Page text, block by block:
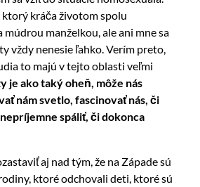
ktorý kráča životom spolu
múdrou manželkou, ale ani mne sa
vždy nenesie ľahko. Verím preto,
to majú v tejto oblasti veľmi
je ako taký oheň, môže nás
nám svetlo, fascinovať nás, či
spáliť, či dokonca
aj nad tým, že na Západe sú
ktoré odchovali deti, ktoré sú